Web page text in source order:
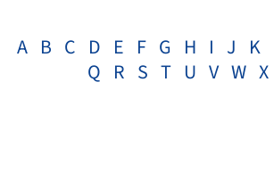
A B C D E F G H I J K
Q R S T U V W X